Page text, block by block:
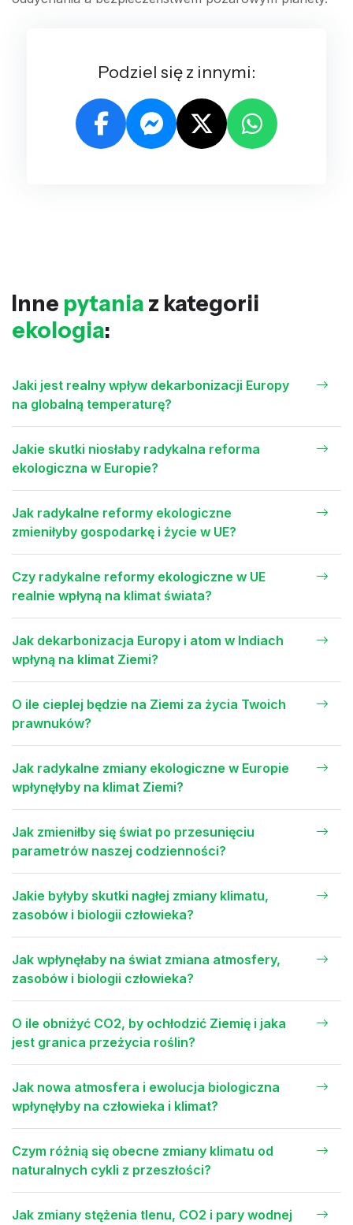
Podziel się z innymi:
Inne pytania z kategorii
ekologia:
Jaki jest realny wpływ dekarbonizacji Europy
na globalną temperaturę?
Jakie skutki niosłaby radykalna reforma
ekologiczna w Europie?
Jak radykalne reformy ekologiczne
zmieniłyby gospodarkę i życie w UE?
Czy radykalne reformy ekologiczne w UE
realnie wpłyną na klimat świata?
Jak dekarbonizacja Europy i atom w Indiach
wpłyną na klimat Ziemi?
O ile cieplej będzie na Ziemi za życia Twoich
prawnuków?
Jak radykalne zmiany ekologiczne w Europie
wpłynęłyby na klimat Ziemi?
Jak zmieniłby się świat po przesunięciu
parametrów naszej codzienności?
Jakie byłyby skutki nagłej zmiany klimatu,
zasobów i biologii człowieka?
Jak wpłynęłaby na świat zmiana atmosfery,
zasobów i biologii człowieka?
O ile obniżyć CO2, by ochłodzić Ziemię i jaka
jest granica przeżycia roślin?
Jak nowa atmosfera i ewolucja biologiczna
wpłynęłyby na człowieka i klimat?
Czym różnią się obecne zmiany klimatu od
naturalnych cykli z przeszłości?
Jak zmiany stężenia tlenu, CO2 i pary wodnej